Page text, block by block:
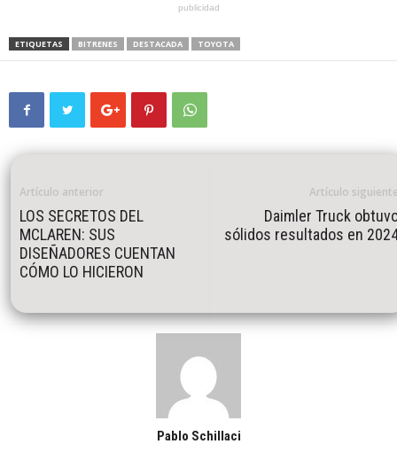
publicidad
ETIQUETAS BITRENES DESTACADA TOYOTA
Artículo anterior
LOS SECRETOS DEL
MCLAREN: SUS
DISEÑADORES CUENTAN
CÓMO LO HICIERON
Artículo
Daimler Truck
sólidos resultados en
Pablo Schillaci